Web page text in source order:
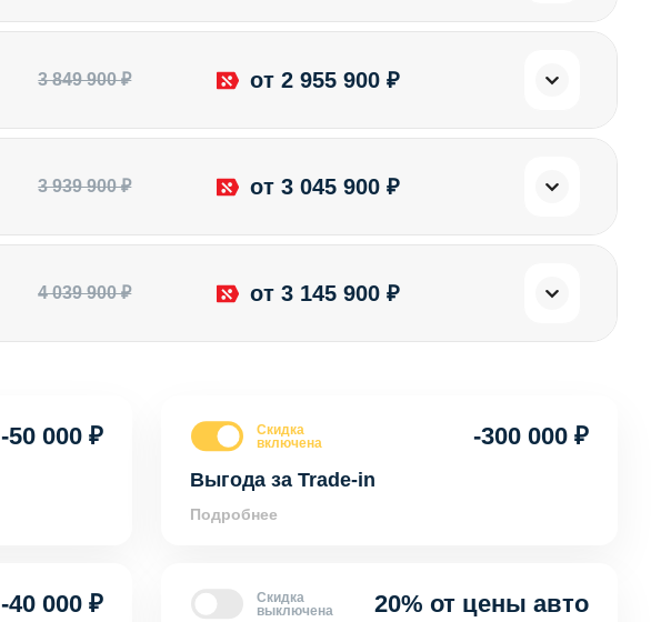
3 849 900 ₽ от 2 955 900 ₽
3 939 900 ₽ от 3 045 900 ₽
4 039 900 ₽ от 3 145 900 ₽
-50 000 ₽
Скидка
включена
-300 000 ₽
Выгода за Trade-in
Подробнее
-40 000 ₽
Скидка
выключена
20% от цены авто